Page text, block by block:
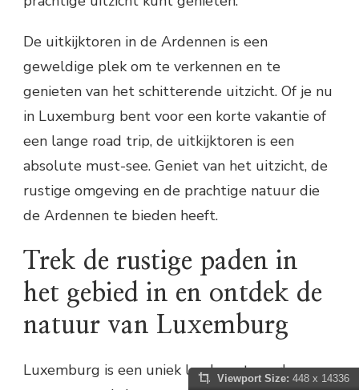
De uitkijktoren in de Ardennen is een
geweldige plek om te verkennen en te
genieten van het schitterende uitzicht. Of je nu
in Luxemburg bent voor een korte vakantie of
een lange road trip, de uitkijktoren is een
absolute must-see. Geniet van het uitzicht, de
rustige omgeving en de prachtige natuur die
de Ardennen te bieden heeft.
Trek de rustige paden in
het gebied in en ontdek de
natuur van Luxemburg
Luxemburg is een uniek land om te verkennen,
Viewport Size: 448 x 14336